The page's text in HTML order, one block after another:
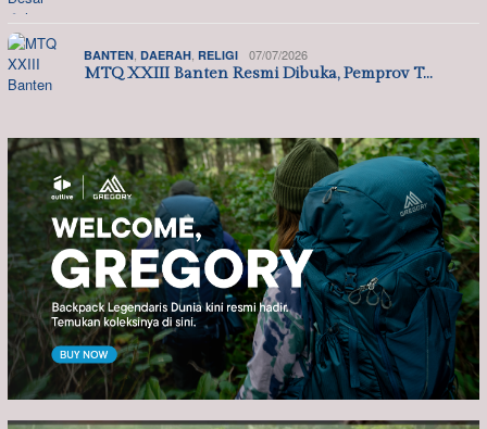
BANTEN DAERAH RELIGI 07/07/2026
MTQ XXIII Banten Resmi Dibuka, Pemprov T…